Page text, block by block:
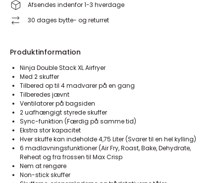
Afsendes indenfor 1-3 hverdage
30 dages bytte- og returret
Produktinformation
Ninja Double Stack XL Airfryer
Med 2 skuffer
Tilbered op til 4 madvarer på en gang
Tilberedes jævnt
Ventilatorer på bagsiden
2 uafhængigt styrede skuffer
Sync-funktion (Færdig på samme tid)
Ekstra stor kapacitet
Hver skuffe kan indeholde 4,75 Liter (Svarer til en hel kylling)
6 madlavningsfunktioner (Air Fry, Roast, Bake, Dehydrate,
Reheat og fra frossen til Max Crisp
Nem at rengøre
Non-stick skuffer